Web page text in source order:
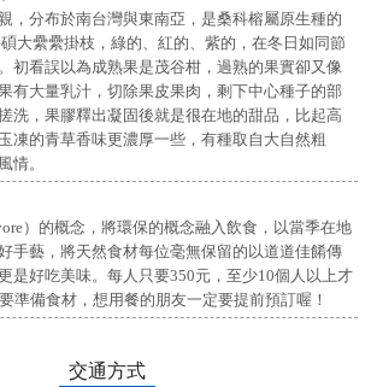
，分布於南台灣與東南亞，是桑科榕屬原生種的
大纍纍掛枝，綠的、紅的、紫的，在冬日如同節
初看誤以為成熟果是茂谷柑，過熟的果實卻又像
有大量乳汁，切除果皮果肉，剩下中心種子的部
洗，果膠釋出凝固後就是很在地的甜品，比起高
凍的青草香味更濃厚一些，有種取自大自然粗
情。
）的概念，將環保的概念融入飲食，以當季在地
手藝，將天然食材每位毫無保留的以道道佳餚傳
是好吃美味。每人只要350元，至少10個人以上才
準備食材，想用餐的朋友一定要提前預訂喔！
交通方式